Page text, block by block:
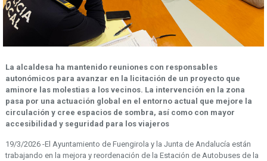
La alcaldesa ha mantenido reuniones con responsables
autonómicos para avanzar en la licitación de un proyecto que
aminore las molestias a los vecinos. La intervención en la zona
pasa por una actuación global en el entorno actual que mejore la
circulación y cree espacios de sombra, así como con mayor
accesibilidad y seguridad para los viajeros
19/3/2026 -El Ayuntamiento de Fuengirola y la Junta de Andalucía están
trabajando en la mejora y reordenación de la Estación de Autobuses de la